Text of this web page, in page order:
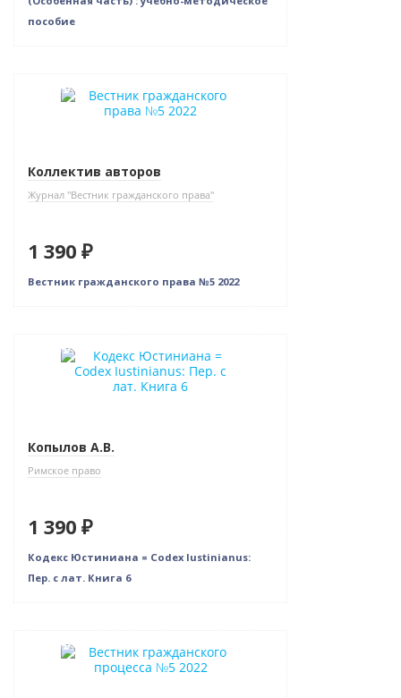
пособие
Новинка
Коллектив авторов
Журнал "Вестник гражданского права"
1 390 ₽
Вестник гражданского права №5 2022
Новинка
Копылов А.В.
Римское право
1 390 ₽
Кодекс Юстиниана = Codex Iustinianus:
Пер. с лат. Книга 6
Новинка